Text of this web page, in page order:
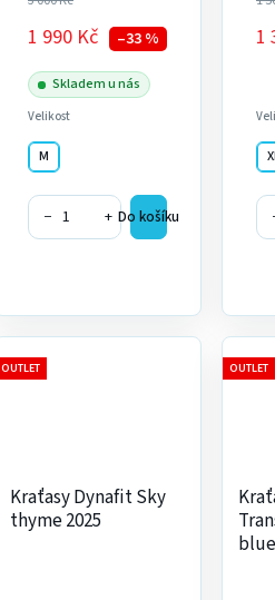
1 990 Kč –33 %
Skladem u nás
Velikost
M
− + Do košíku
1
OUTLET
Kraťasy Dynafit Sky
thyme 2025
OUTLET